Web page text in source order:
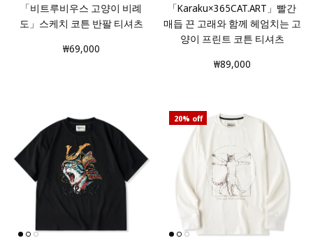
「비트루비우스 고양이 비례
도」스케치 코튼 반팔 티셔츠
₩69,000
「Karaku×365CAT.ART」빨간
매듭 끈 고래와 함께 헤엄치는 고
양이 프린트 코튼 티셔츠
₩89,000
20% off